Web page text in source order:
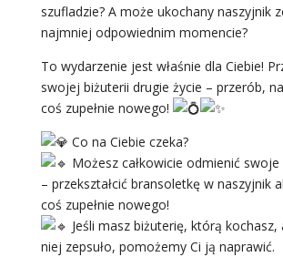
szufladzie? A może ukochany naszyjnik
najmniej odpowiednim momencie?
To wydarzenie jest właśnie dla Ciebie!
swojej biżuterii drugie życie – przerób,
coś zupełnie nowego!
Co na Ciebie czeka?
Możesz całkowicie odmienić
– przekształcić bransoletkę w naszyjnik
coś zupełnie nowego!
Jeśli masz biżuterię, którą kochasz,
niej zepsuło, pomożemy Ci ją naprawić.